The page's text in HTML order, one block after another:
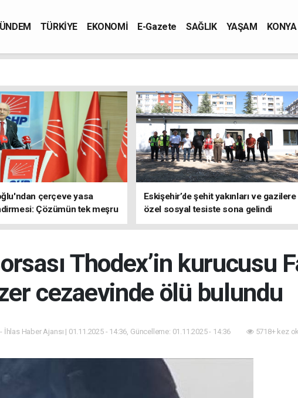
TÜRKİYE EKONOMİ E-Gazete SAĞLIK YAŞAM KONYA
çerçeve yasa
Çözümün tek meşru
Eskişehir’de şehit yakınları ve gazilere
özel sosyal tesiste sona gelindi
Thodex’in kurucusu
cezaevinde ölü bulundu
İhlas Haber Ajansı | 01.11.2025 - 14:36, Güncelleme: 01.11.2025 - 14:36 5718+ kez